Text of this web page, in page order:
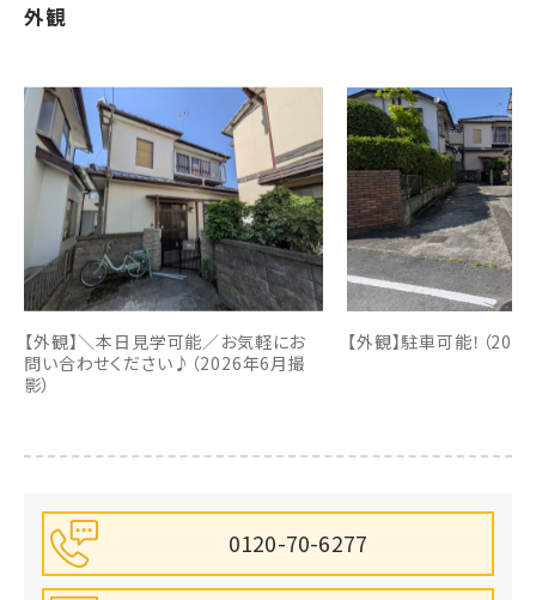
外観
【外観】＼本日見学可能／お気軽にお
問い合わせください♪（2026年6月撮
影）
【外観】駐車可能！（
0120-70-6277